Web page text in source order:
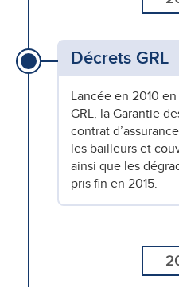
Décrets GRL
Lancée en 2010
GRL, la Garantie
contrat
les bailleurs et
ainsi que les
pris fin en 2015.